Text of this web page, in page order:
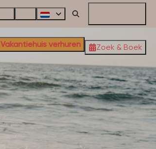
Vakantiehuis verhuren Zoek & Boek